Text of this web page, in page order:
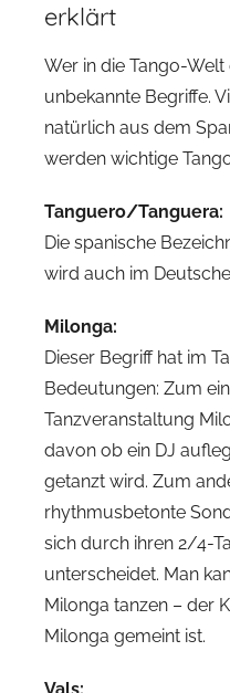
erklärt
Wer in die Tango-
unbekannte Begriffe.
natürlich aus dem
werden wichtige
Tanguero/Tanguera:
Die spanische
wird auch im
Milonga:
Dieser Begriff hat im
Bedeutungen: Zum
Tanzveranstaltung
davon ob ein DJ
getanzt wird. Zum
rhythmusbetonte
sich durch ihren 2/4-
unterscheidet. Man
Milonga tanzen – der
Milonga gemeint ist.